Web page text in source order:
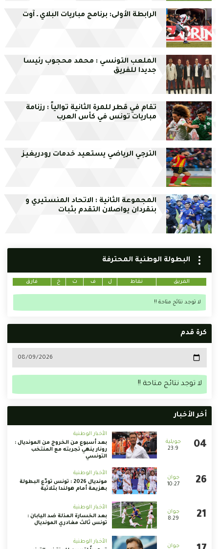
الرابطة الأولى: برنامج مباريات البلاي ـ آوت
الملعب التونسي : محمد محجوب رئيسا
جديدا للفريق
تقام في قطر للمرة الثانية توالياً : رزنامة
مباريات تونس في كأس العرب
الترجي الرياضي يستعيد خدمات رودريغيز
المجموعة الثانية : الاتحاد المنستيري و
بنقردان يواصلان التقدم بثبات
البطولة الوطنية المحترفة
الفريق نقاط ل ف ت خ فارق
لا توجد نتائج متاحة !!
كرة قدم
لا توجد نتائج متاحة !!
أخر الأخبار
23:9
الأخبار الوطنية
بعد أسبوع من الخروج من المونديال :
رونار ينهي تجربته مع المنتخب
التونسي
10:27
الأخبار الوطنية
مونديال 2026 : تونس تودّع البطولة
بهزيمة أمام هولندا بثلاثية
8:29
الأخبار الوطنية
بعد الخسارة المذلة ضد اليابان :
تونس ثالث مغادري المونديال
الأخبار الوطنية